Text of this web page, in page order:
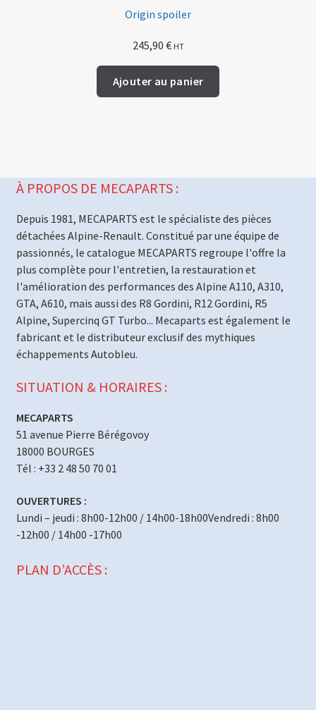
Origin spoiler
245,90 € HT
Ajouter au panier
À PROPOS DE MECAPARTS :
Depuis 1981, MECAPARTS est le spécialiste des pièces
détachées Alpine-Renault. Constitué par une équipe de
passionnés, le catalogue MECAPARTS regroupe l'offre la
plus complète pour l'entretien, la restauration et
l'amélioration des performances des Alpine A110, A310,
GTA, A610, mais aussi des R8 Gordini, R12 Gordini, R5
Alpine, Supercinq GT Turbo... Mecaparts est également le
fabricant et le distributeur exclusif des mythiques
échappements Autobleu.
SITUATION & HORAIRES :
MECAPARTS
51 avenue Pierre Bérégovoy
18000 BOURGES
Tél : +33 2 48 50 70 01
OUVERTURES :
Lundi – jeudi : 8h00-12h00 / 14h00-18h00Vendredi : 8h00
-12h00 / 14h00 -17h00
PLAN D’ACCÈS :